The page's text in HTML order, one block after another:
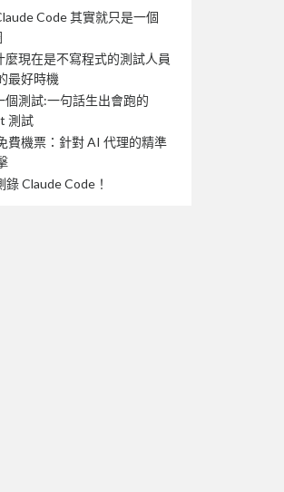
Code 其實就只是一個
麼現在是不寫程式的測試人員
最好時機
個測試:一句話生出會跑的
測試
費機票：針對 AI 代理的精準
錄 Claude Code！